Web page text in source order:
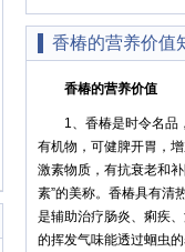
香椿的营养价值
香椿的营养价值
1、香椿是时令名品
有机物，可健脾开胃，
激素物质，有抗衰老和
素”的美称。香椿具有清
是辅助治疗肠炎、痢疾
的挥发气味能透过蛔虫